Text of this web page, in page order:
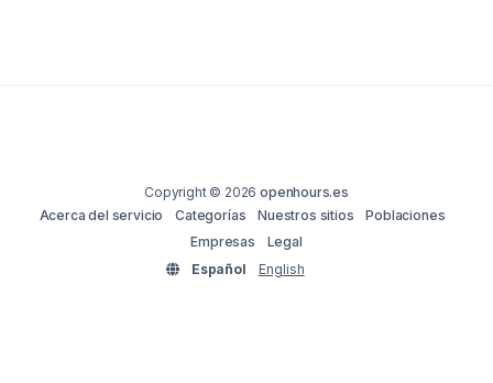
Copyright © 2026openhours.es
Acerca del servicio
Categorías Nuestros sitios
Poblaciones
Empresas
Legal
Español
English